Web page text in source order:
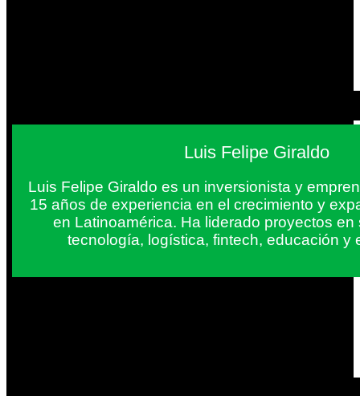
Luis Felipe Giraldo
Luis Felipe Giraldo es un inversionista y
15 años de experiencia en el crecimiento y
en Latinoamérica. Ha liderado proyectos en
tecnología, logística, fintech, educación y